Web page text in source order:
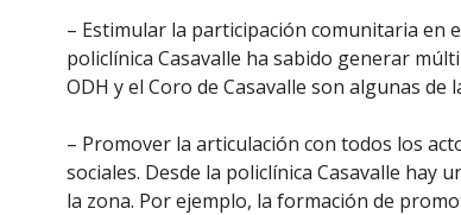
– Estimular la participación comunitaria en
policlínica Casavalle ha sabido generar
ODH y el Coro de Casavalle son algunas de
– Promover la articulación con todos los
sociales. Desde la policlínica Casavalle hay
la zona. Por ejemplo, la formación de